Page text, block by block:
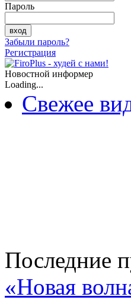
Пароль
Забыли пароль?
Регистрация
Новостной информер
Loading...
Свежее
Последние
«Новая